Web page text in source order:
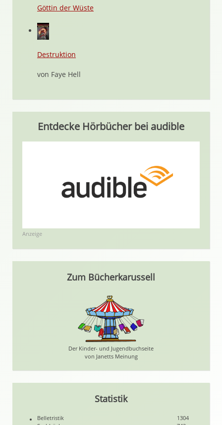
Göttin der Wüste
Destruktion
von Faye Hell
Entdecke Hörbücher bei audible
Anzeige
Zum Bücherkarussell
Der Kinder- und Jugendbuchseite
von Janetts Meinung
Statistik
Belletristik
1304